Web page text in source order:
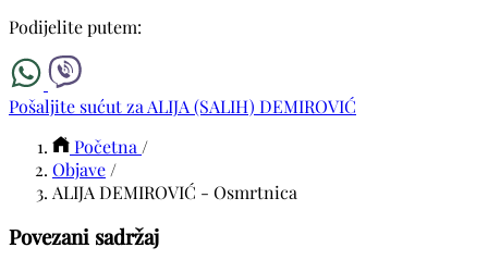
Podijelite putem:
Pošaljite sućut za ALIJA (SALIH) DEMIROVIĆ
Početna /
Objave /
ALIJA DEMIROVIĆ - Osmrtnica
Povezani sadržaj